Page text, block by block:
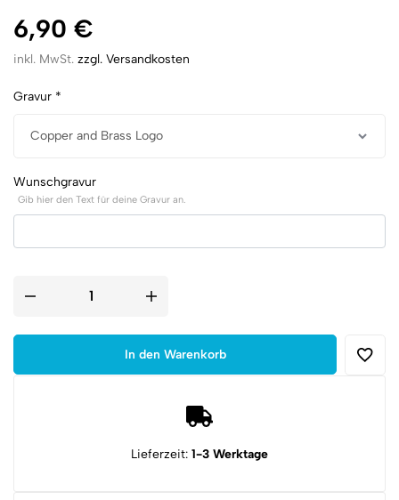
6,90 €
inkl. MwSt. zzgl. Versandkosten
Gravur *
Wunschgravur
Gib hier den Text für deine Gravur an.
Airsoft
Tracer
Menge
In den Warenkorb
Lieferzeit: 1-3 Werktage